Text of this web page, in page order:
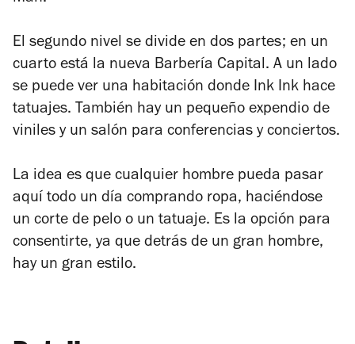
El segundo nivel se divide en dos partes; en un
cuarto está la nueva Barbería Capital. A un lado
se puede ver una habitación donde Ink Ink hace
tatuajes. También hay un pequeño expendio de
viniles y un salón para conferencias y conciertos.
La idea es que cualquier hombre pueda pasar
aquí todo un día comprando ropa, haciéndose
un corte de pelo o un tatuaje. Es la opción para
consentirte, ya que detrás de un gran hombre,
hay un gran estilo.